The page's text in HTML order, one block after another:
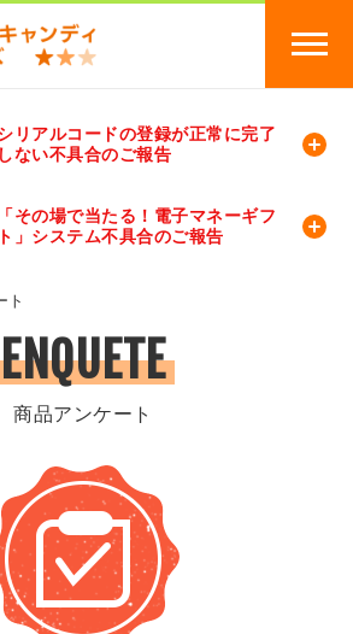
リアルコードの登録が正常に完了
しない不具合のご報告
「その場で当たる！電子マネーギフ
ト」システム不具合のご報告
ト
ENQUETE
商品アンケート